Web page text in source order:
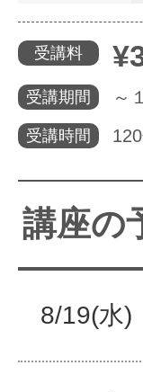
受講料
受講期間 ～
受講時間
講座の
8/19(